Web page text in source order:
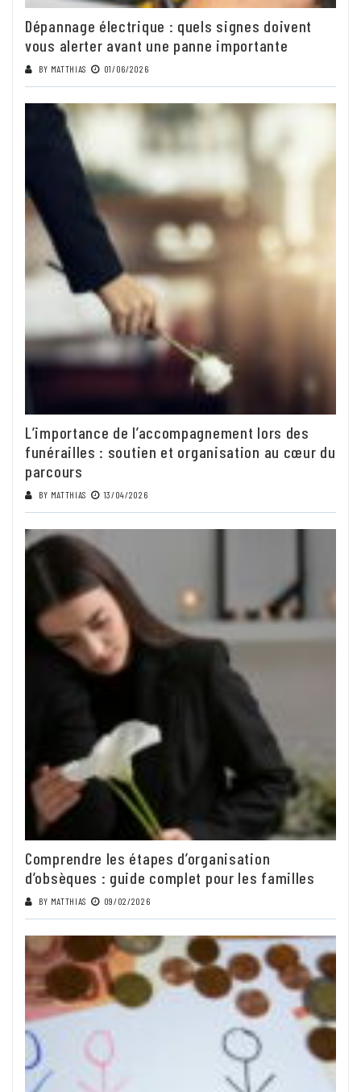
Dépannage électrique : quels signes doivent
vous alerter avant une panne importante
BY MATTHIAS 01/06/2026
L’importance de l’accompagnement lors des
funérailles : soutien et organisation au cœur du
parcours
BY MATTHIAS 13/04/2026
Comprendre les étapes d’organisation
d’obsèques : guide complet pour les familles
BY MATTHIAS 09/02/2026